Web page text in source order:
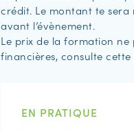
crédit. Le montant te sera
avant l’évènement.
Le prix de la formation
financières, consulte cette
EN PRATIQUE